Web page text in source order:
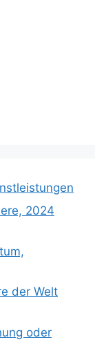
2024
der Welt
oder